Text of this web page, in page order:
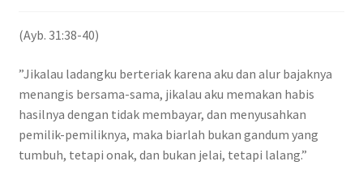
Marketplace
Katalog
(Ayb. 31:38-40)
”Jikalau ladangku berteriak karena aku dan alur bajaknya
menangis bersama-sama, jikalau aku memakan habis
hasilnya dengan tidak membayar, dan menyusahkan
pemilik-pemiliknya, maka biarlah bukan gandum yang
tumbuh, tetapi onak, dan bukan jelai, tetapi lalang.”